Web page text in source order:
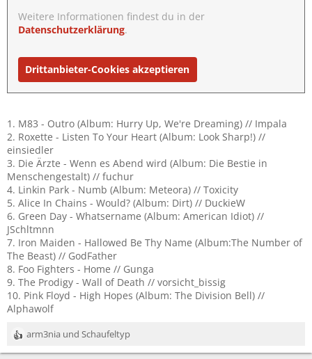
Weitere Informationen findest du in der
Datenschutzerklärung.
Drittanbieter-Cookies akzeptieren
1. M83 - Outro (Album: Hurry Up, We're Dreaming) // Impala
2. Roxette - Listen To Your Heart (Album: Look Sharp!) //
einsiedler
3. Die Ärzte - Wenn es Abend wird (Album: Die Bestie in
Menschengestalt) // fuchur
4. Linkin Park - Numb (Album: Meteora) // Toxicity
5. Alice In Chains - Would? (Album: Dirt) // DuckieW
6. Green Day - Whatsername (Album: American Idiot) //
JSchltmnn
7. Iron Maiden - Hallowed Be Thy Name (Album:The Number of
The Beast) // GodFather
8. Foo Fighters - Home // Gunga
9. The Prodigy - Wall of Death // vorsicht_bissig
10. Pink Floyd - High Hopes (Album: The Division Bell) //
Alphawolf
R
e
arm3nia und Schaufeltyp